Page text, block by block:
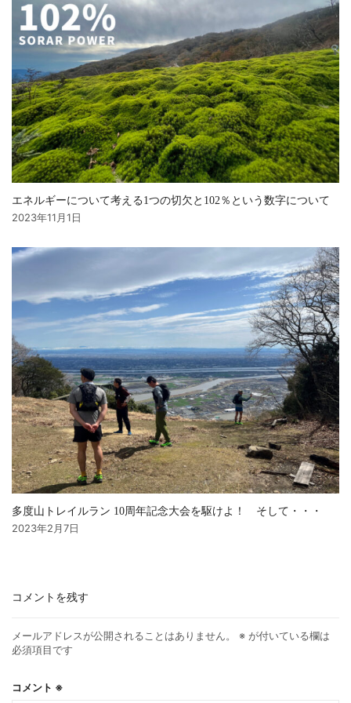
エネルギーについて考える1つの切欠と102％という数字について
2023年11月1日
多度山トレイルラン 10周年記念大会を駆けよ！ そして・・・
2023年2月7日
コメントを残す
メールアドレスが公開されることはありません。 ※ が付いている欄は
必須項目です
コメント ※